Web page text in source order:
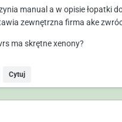
manual a w opisie łopatki
zewnętrzna firma ake
ma skrętne xenony?
Cytuj